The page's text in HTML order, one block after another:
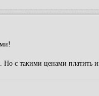
Но с такими ценами